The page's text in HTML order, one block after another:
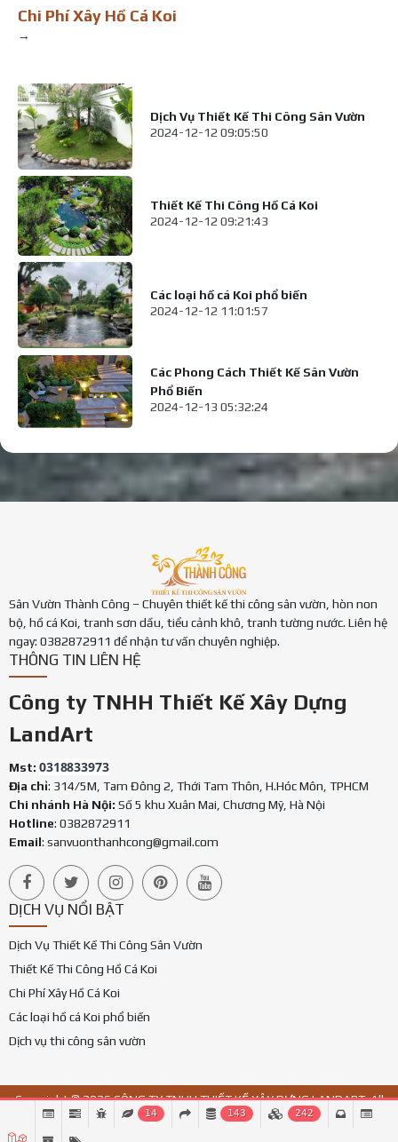
Chi Phí Xây Hồ Cá Koi
→
Dịch Vụ Thiết Kế Thi Công Sân Vườn
2024-12-12 09:05:50
Thiết Kế Thi Công Hồ Cá Koi
2024-12-12 09:21:43
Các loại hồ cá Koi phổ biến
2024-12-12 11:01:57
Các Phong Cách Thiết Kế Sân Vườn
Phổ Biến
2024-12-13 05:32:24
Sân Vườn Thành Công – Chuyên thiết kế thi công sân vườn, hòn non
bộ, hồ cá Koi, tranh sơn dầu, tiểu cảnh khô, tranh tường nước. Liên hệ
ngay: 0382872911 để nhận tư vấn chuyên nghiệp.
THÔNG TIN LIÊN HỆ
Công ty TNHH Thiết Kế Xây Dựng
LandArt
Mst: 0318833973
Địa chỉ: 314/5M, Tam Đông 2, Thới Tam Thôn, H.Hóc Môn, TPHCM
Chi nhánh Hà Nội: Số 5 khu Xuân Mai, Chương Mỹ, Hà Nội
Hotline: 0382872911
Email: sanvuonthanhcong@gmail.com
DỊCH VỤ NỔI BẬT
Dịch Vụ Thiết Kế Thi Công Sân Vườn
Thiết Kế Thi Công Hồ Cá Koi
Chi Phí Xây Hồ Cá Koi
Các loại hồ cá Koi phổ biến
Dịch vụ thi công sân vườn
Copyright © 2026 CÔNG TY TNHH THIẾT KẾ XÂY DỰNG LANDART. All
Rights Reverved.
14 143 242